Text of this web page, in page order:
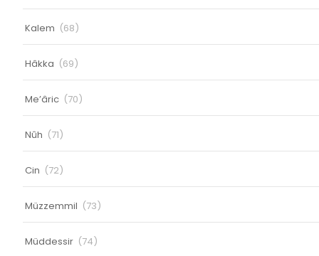
Kalem (68)
Hâkka (69)
Me’âric (70)
Nûh (71)
Cin (72)
Müzzemmil (73)
Müddessir (74)